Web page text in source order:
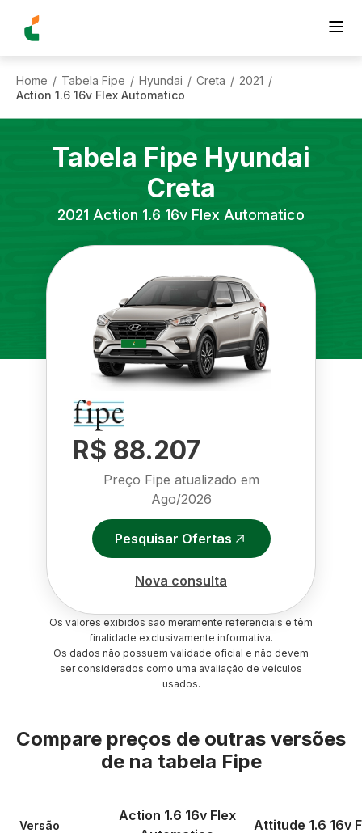
Home / Tabela Fipe / Hyundai / Creta / 2021 /
Action 1.6 16v Flex Automatico
Tabela Fipe Hyundai
Creta
2021 Action 1.6 16v Flex Automatico
R$ 88.207
Preço Fipe atualizado em
Ago/2026
Pesquisar Ofertas
Nova consulta
Os valores exibidos são meramente referenciais e têm
finalidade exclusivamente informativa.
Os dados não possuem validade oficial e não devem
ser considerados como uma avaliação de veículos
usados.
Compare preços de outras versões
de na tabela Fipe
Versão
Action 1.6 16v Flex
Attitude 1.6 16v